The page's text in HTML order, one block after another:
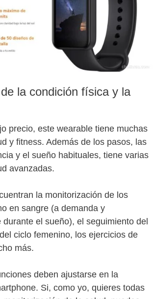
la condición física y la
precio, este wearable tiene muchas
y fitness. Además de los pasos, las
y el sueño habituales, tiene varias
avanzadas.
la monitorización de los
en sangre (a demanda y
durante el sueño), el seguimiento del
ciclo femenino, los ejercicios de
más.
deben ajustarse en la
Si, como yo, quieres todas